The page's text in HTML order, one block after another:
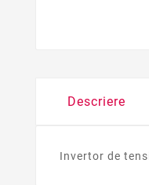
Descriere
Invertor de